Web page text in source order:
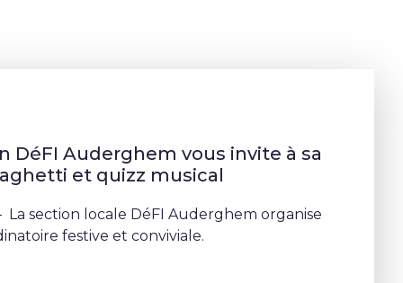
DéFI Auderghem vous invite à sa
et quizz musical
La section locale DéFI Auderghem organise
festive et conviviale.